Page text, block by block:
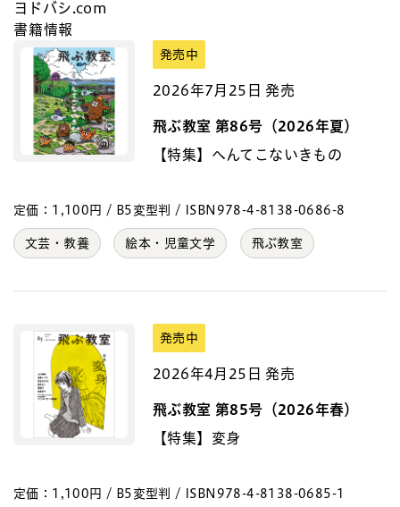
ヨドバシ.com
書籍情報
発売中
2026年7月25日 発売
飛ぶ教室 第86号（2026年夏）
【特集】へんてこないきもの
定価：1,100円 / B5変型判 / ISBN978-4-8138-0686-8
文芸・教養 絵本・児童文学 飛ぶ教室
発売中
2026年4月25日 発売
飛ぶ教室 第85号（2026年春）
【特集】変身
定価：1,100円 / B5変型判 / ISBN978-4-8138-0685-1